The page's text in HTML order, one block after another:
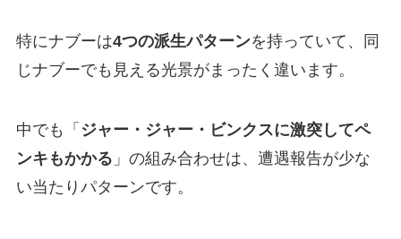
特にナブーは4つの派生パターンを持っていて、同
じナブーでも見える光景がまったく違います。
中でも「 ジャー・ジャー・ビンクスに激突してペ
ンキもかかる 」の組み合わせは、遭遇報告が少な
い当たりパターンです。